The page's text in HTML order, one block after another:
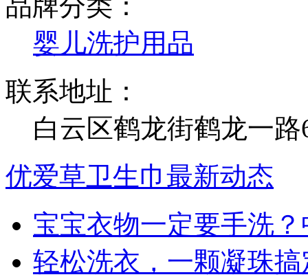
婴儿洗护用品
联系地址：
白云区鹤龙街鹤龙一
优爱草卫生巾最新动态
宝宝衣物一定要手洗
轻松洗衣，一颗凝珠